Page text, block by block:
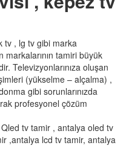
tv , lg tv gibi marka
tamiri büyük
Televizyonlarınıza oluşan
(yükselme – alçalma) ,
gibi sorunlarınızda
profesyonel çözüm
tv tamir , antalya oled tv
,antalya lcd tv tamir, antalya